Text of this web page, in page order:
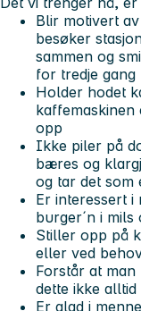
Blir motivert
besøker
sammen og
for tredje gang
Holder hodet
kaffemaskinen
opp
Ikke piler på
bæres og
og tar det som
Er interessert i
burger´n i mils
Stiller opp på
eller ved
Forstår at
dette ikke
Er glad i